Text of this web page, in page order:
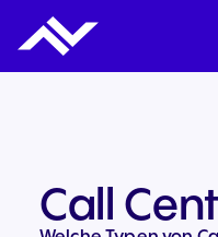
Call